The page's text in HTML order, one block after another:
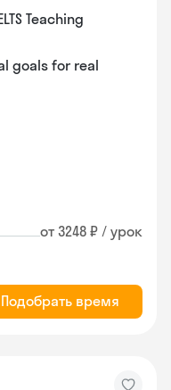
Teaching
goals for real
от 3248 ₽ / урок
Подобрать время